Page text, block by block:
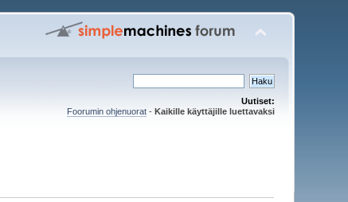
Uutiset:
Foorumin ohjenuorat- Kaikille käyttäjille luettavaksi